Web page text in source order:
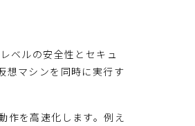
ベルの安全性とセキュ
想マシンを同時に実行す
を高速化します。例え